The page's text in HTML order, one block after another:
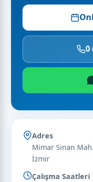
0
Adres
Mimar Sinan
İzmir
Çalışma Saatleri